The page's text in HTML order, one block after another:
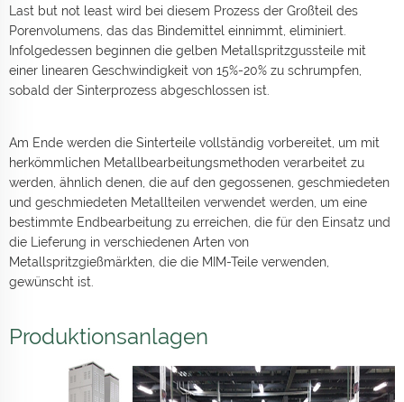
Last but not least wird bei diesem Prozess der Großteil des
Porenvolumens, das das Bindemittel einnimmt, eliminiert.
Infolgedessen beginnen die gelben Metallspritzgussteile mit
einer linearen Geschwindigkeit von 15%-20% zu schrumpfen,
sobald der Sinterprozess abgeschlossen ist.
Am Ende werden die Sinterteile vollständig vorbereitet, um mit
herkömmlichen Metallbearbeitungsmethoden verarbeitet zu
werden, ähnlich denen, die auf den gegossenen, geschmiedeten
und geschmiedeten Metallteilen verwendet werden, um eine
bestimmte Endbearbeitung zu erreichen, die für den Einsatz und
die Lieferung in verschiedenen Arten von
Metallspritzgießmärkten, die die MIM-Teile verwenden,
gewünscht ist.
Produktionsanlagen